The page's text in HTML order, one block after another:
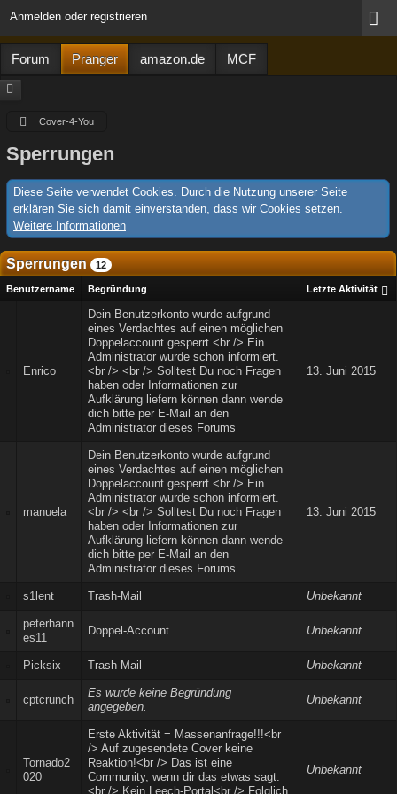
Anmelden oder registrieren
Forum Pranger amazon.de MCF
Cover-4-You
Sperrungen
Diese Seite verwendet Cookies. Durch die Nutzung unserer Seite
erklären Sie sich damit einverstanden, dass wir Cookies setzen.
Weitere Informationen
Sperrungen 12
Benutzername Begründung Letzte Aktivität
Enrico
Dein Benutzerkonto wurde aufgrund
eines Verdachtes auf einen möglichen
Doppelaccount gesperrt.<br /> Ein
Administrator wurde schon informiert.
<br /> <br /> Solltest Du noch Fragen
haben oder Informationen zur
Aufklärung liefern können dann wende
dich bitte per E-Mail an den
Administrator dieses Forums
13. Juni 2015
manuela
Dein Benutzerkonto wurde aufgrund
eines Verdachtes auf einen möglichen
Doppelaccount gesperrt.<br /> Ein
Administrator wurde schon informiert.
<br /> <br /> Solltest Du noch Fragen
haben oder Informationen zur
Aufklärung liefern können dann wende
dich bitte per E-Mail an den
Administrator dieses Forums
13. Juni 2015
s1lent Trash-Mail Unbekannt
peterhann
es11
Doppel-Account Unbekannt
Picksix Trash-Mail Unbekannt
cptcrunch
Es wurde keine Begründung
angegeben.
Unbekannt
Tornado2
020
Erste Aktivität = Massenanfrage!!!<br
/> Auf zugesendete Cover keine
Reaktion!<br /> Das ist eine
Community, wenn dir das etwas sagt.
<br /> Kein Leech-Portal<br /> Folglich
Unbekannt